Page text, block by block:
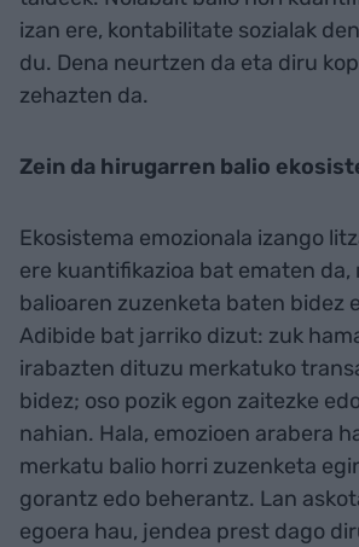
izan ere, kontabilitate sozialak
du. Dena neurtzen da eta diru
zehazten da.
Zein da hirugarren balio
Ekosistema emozionala izango
ere kuantifikazioa bat ematen da,
balioaren zuzenketa baten bidez
Adibide bat jarriko dizut: zuk
irabazten dituzu merkatuko
bidez; oso pozik egon zaitezke
nahian. Hala, emozioen arabera
merkatu balio horri zuzenketa
gorantz edo beherantz. Lan
egoera hau, jendea prest dago